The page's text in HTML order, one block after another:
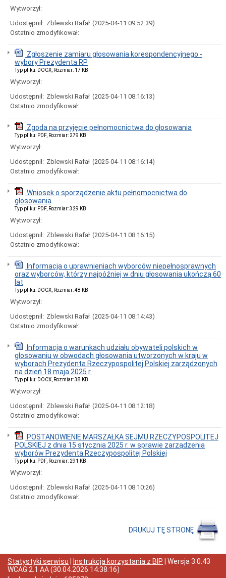
Plany
postępowań
udzielenie
publicznych
Gospodarka
nieruchomościami
ruchomościami
Wykaz
nieruchomości
przeznaczonych
na
zbycie
Przetargi
na
nieruchomości
Wykaz
nieruchomości
przeznaczonych
najem
dzierżawę
Przetargi
na
lub
dzierżawę
nieruchomości
Informacje
wynikach
przetargów
Przetargi
sprzedaż
ruchomości
Uchwały
Rady
Gminy
Zarządzenia
Wójta
Uchwały
Gminy
wraz
protokołami
sesji
nagrań
Sesji
ze
sprawozdaniami
Wytworzył:
Udostępnił: Zblewski Rafał (2025-04-11 09:52:39)
Ostatnio zmodyfikował:
Zgłoszenie zamiaru głosowania korespondencyjnego -
wybory Prezydenta RP
Typ pliku: DOCX, Rozmiar: 17 KB
Wytworzył:
Udostępnił: Zblewski Rafał (2025-04-11 08:16:13)
Ostatnio zmodyfikował:
Zgoda na przyjęcie pełnomocnictwa do głosowania
Typ pliku: PDF, Rozmiar: 279 KB
Wytworzył:
Udostępnił: Zblewski Rafał (2025-04-11 08:16:14)
Ostatnio zmodyfikował:
Wniosek o sporządzenie aktu pełnomocnictwa do
głosowania
Typ pliku: PDF, Rozmiar: 329 KB
Wytworzył:
Udostępnił: Zblewski Rafał (2025-04-11 08:16:15)
Ostatnio zmodyfikował:
Informacja o uprawnieniach wyborców niepełnosprawnych
oraz wyborców, którzy najpóźniej w dniu głosowania ukończą 60
lat
Typ pliku: DOCX, Rozmiar: 48 KB
Wytworzył:
Udostępnił: Zblewski Rafał (2025-04-11 08:14:43)
Ostatnio zmodyfikował:
Informacja o warunkach udziału obywateli polskich w
głosowaniu w obwodach głosowania utworzonych w kraju w
wyborach Prezydenta Rzeczypospolitej Polskiej zarządzonych
na dzień 18 maja 2025 r.
Typ pliku: DOCX, Rozmiar: 38 KB
Wytworzył:
Udostępnił: Zblewski Rafał (2025-04-11 08:12:18)
Ostatnio zmodyfikował:
POSTANOWIENIE MARSZAŁKA SEJMU RZECZYPOSPOLITEJ
POLSKIEJ z dnia 15 stycznia 2025 r. w sprawie zarządzenia
wyborów Prezydenta Rzeczypospolitej Polskiej
Typ pliku: PDF, Rozmiar: 291 KB
Wytworzył:
Udostępnił: Zblewski Rafał (2025-04-11 08:10:26)
Ostatnio zmodyfikował:
DRUKUJ TĘ STRONĘ
Statystyki serwisu Instrukcja korzystania z BIP | Wersja 3.0.43
WCAG 2.1 AA(30.04.2026 14:38:16)